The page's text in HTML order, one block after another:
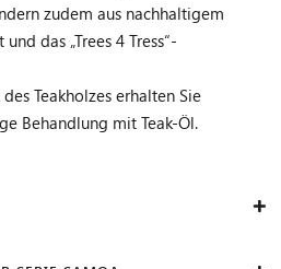
zudem aus nachhaltigem
das „Trees 4 Tress“-
Teakholzes erhalten Sie
Behandlung mit Teak-Öl.